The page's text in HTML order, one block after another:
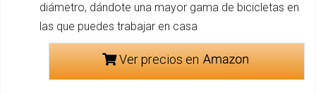
diámetro, dándote una mayor gama de bicicletas en
las que puedes trabajar en casa
Ver precios en